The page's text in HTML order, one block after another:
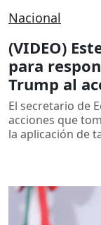
Nacional
(VIDEO)
para
Trump al
El secretario de
acciones que
la aplicación de